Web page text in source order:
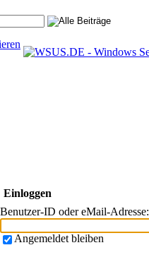
Einloggen
Benutzer-ID oder eMail-Adresse:
Angemeldet bleiben